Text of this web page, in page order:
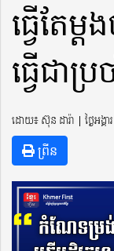
ធ្វើតែម្
ធ្វើជាប្រ
ដោយ៖ ស៊ុន ដារ៉ា ​​ | ថ្ងៃអង្គ
ព្រីន